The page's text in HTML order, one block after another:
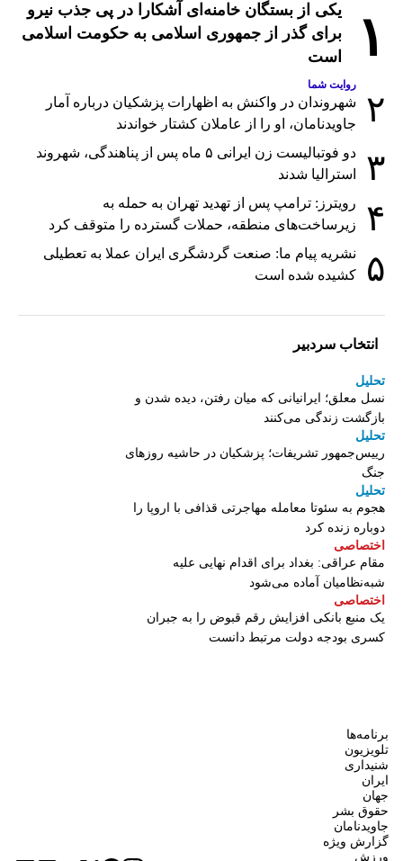
۱
یکی از بستگان خامنه‌ای آشکارا در پی جذب نیرو
برای گذر از جمهوری اسلامی به حکومت اسلامی
است
۲
روایت شما
شهروندان در واکنش به اظهارات پزشکیان درباره آمار
جاویدنامان، او را از عاملان کشتار خواندند
۳
دو فوتبالیست زن ایرانی ۵ ماه پس از پناهندگی، شهروند
استرالیا شدند
۴
رویترز: ترامپ پس از تهدید تهران به حمله به
زیرساخت‌های منطقه، حملات گسترده را متوقف کرد
۵
نشریه پیام ما: صنعت گردشگری ایران عملا به تعطیلی
کشیده شده است
انتخاب سردبیر
تحلیل
نسل معلق؛ ایرانیانی که میان رفتن، دیده شدن و
بازگشت زندگی می‌کنند
تحلیل
رییس‌جمهور تشریفات؛ پزشکیان در حاشیه روزهای
جنگ
تحلیل
هجوم به سئوتا معامله مهاجرتی قذافی با اروپا را
دوباره زنده کرد
اختصاصی
مقام عراقی: بغداد برای اقدام نهایی علیه
شبه‌نظامیان آماده می‌شود
اختصاصی
یک منبع بانکی افزایش رقم قبوض را به جبران
کسری بودجه دولت مرتبط دانست
برنامه‌ها
تلویزیون
شنیداری
ایران
جهان
حقوق بشر
جاویدنامان
گزارش ویژه
ورزش